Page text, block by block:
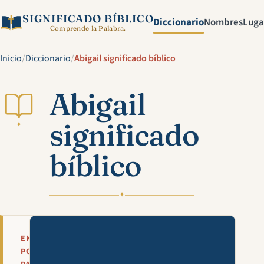
SIGNIFICADO BÍBLICO
Comprende la Palabra. DiccionarioNombres
Inicio/Diccionario/Abigail significado bíblico
✦
Abigail
significado
bíblico
✦
EN
POCAS
Mira esta explicación en